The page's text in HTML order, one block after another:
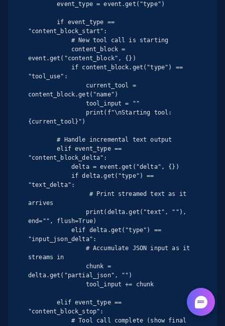
        event_type = event.get("type")
"content_block_start":
event.get("content_block", {})
"tool_use":
content_block.get("name")
{current_tool}")
        # Handle incremental text output
        elif event_type ==
"content_block_delta":
"text_delta":
arrives
end="", flush=True)
"input_json_delta":
streams in
delta.get("partial_json", "")
        elif event_type ==
"content_block_stop":